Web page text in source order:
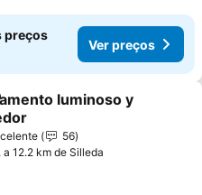
preços
Ver preços
aos favoritos
luminoso y
56
a 12.2 km de Silleda